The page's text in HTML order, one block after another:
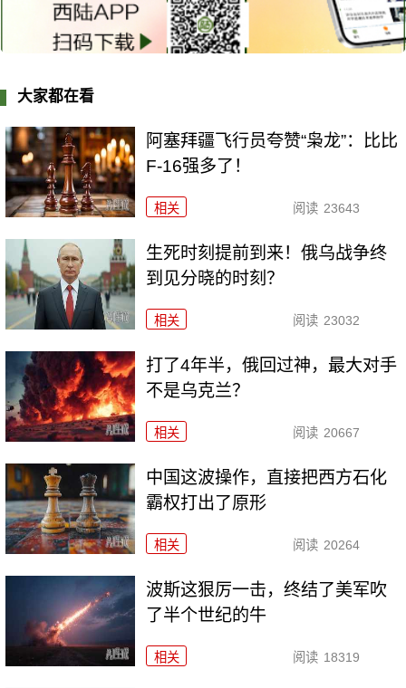
大家都在看
阿塞拜疆飞行员夸赞“枭龙”：比比
F-16强多了！
相关 阅读 23643
生死时刻提前到来！俄乌战争终
到见分晓的时刻？
相关 阅读 23032
打了4年半，俄回过神，最大对手
不是乌克兰？
相关 阅读 20667
中国这波操作，直接把西方石化
霸权打出了原形
相关 阅读 20264
波斯这狠厉一击，终结了美军吹
了半个世纪的牛
相关 阅读 18319